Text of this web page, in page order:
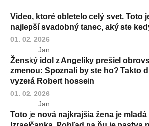
Video, ktoré obletelo celý svet. Toto
najlepší svadobný tanec, aký ste
01. 02. 2026
Jan
Ženský idol z Angeliky prešiel
zmenou: Spoznali by ste ho? Takto
vyzerá Robert hossein
01. 02. 2026
Jan
Toto je nová najkrajšia žena je mladá